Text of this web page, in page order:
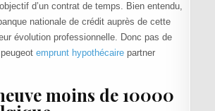
d’un contrat de temps. Bien entendu,
nationale de crédit auprès de cette
évolution professionnelle. Donc pas de
emprunt hypothécairepartner
moins de 10000